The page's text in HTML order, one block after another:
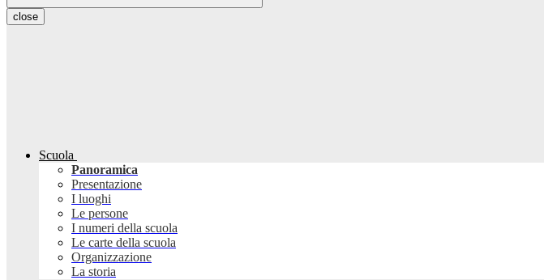
close
Scuola
Panoramica
Presentazione
I luoghi
Le persone
I numeri della scuola
Le carte della scuola
Organizzazione
La storia